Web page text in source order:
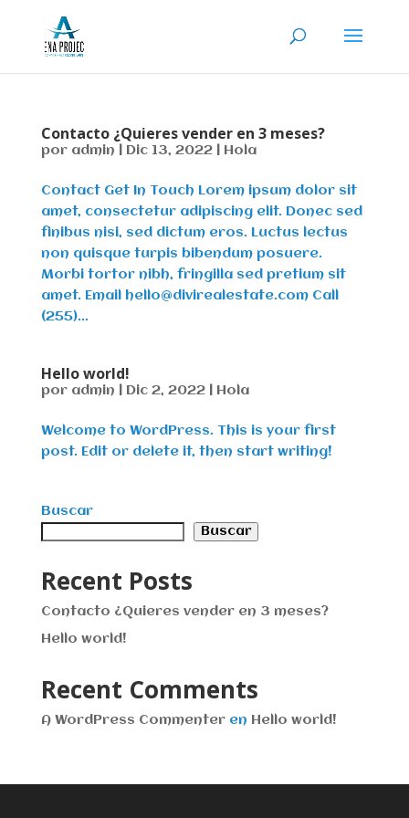
Contacto ¿Quieres vender en 3 meses?
por admin Dic 13, 2022| Hola
Contact Get In Touch Lorem ipsum dolor sit
amet, consectetur adipiscing elit. Donec sed
finibus nisi, sed dictum eros. Luctus lectus
non quisque turpis bibendum posuere.
Morbi tortor nibh, fringilla sed pretium sit
amet. Email hello@divirealestate.com Call
(255)...
Hello world!
por admin Dic 2, 2022| Hola
Welcome to WordPress. This is your first
post. Edit or delete it, then start writing!
Buscar
Buscar
Recent Posts
Contacto ¿Quieres vender en 3 meses?
Hello world!
Recent Comments
A WordPress Commenteren Hello world!